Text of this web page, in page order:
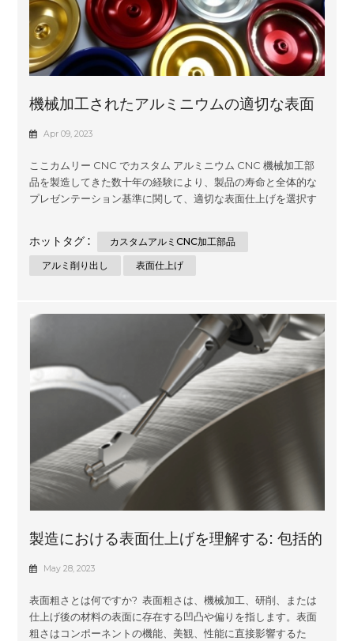
機械加工されたアルミニウムの適切な表面
仕上げを選択する方法は?
Apr 09, 2023
ここカムリー CNC でカスタム アルミニウム CNC 機械加工部
品を製造してきた数十年の経験により、製品の寿命と全体的な
プレゼンテーション基準に関して、適切な表面仕上げを選択す
する規模や複雑さに関係なく、さまざまな最適化された結果を
探しているクライアントのために、時間の経過とともに、従来
確保します!. 私たちのような主要な専門家のみが提供する耐久性
のある実績のあるアルミニウム製品を使用して、象徴的なデザ
インを通じてインスピレーションを得た永続的な印象を一緒に
作成できるように、今日接続しましょう! 序章 アルミニウムの機
械加工に関しては、最高品質の最終製品を確保する...
ホットタグ :
カスタムアルミCNC加工部品
アルミ削り出し
表面仕上げ
製造における表面仕上げを理解する: 包括的
なガイド
May 28, 2023
表面粗さとは何ですか? 表面粗さは、機械加工、研削、または
仕上げ後の材料の表面に存在する凹凸や偏りを指します。表面
粗さはコンポーネントの機能、美観、性能に直接影響するた